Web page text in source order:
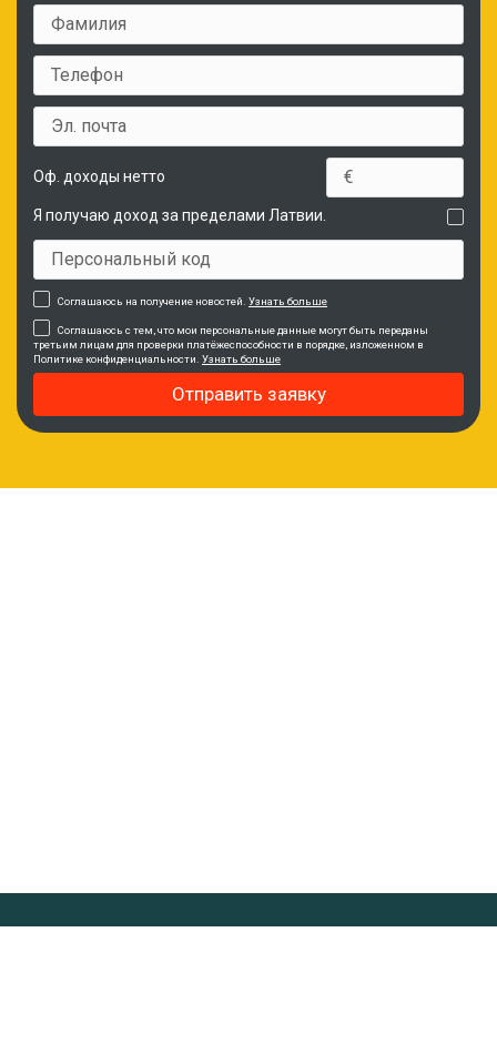
Оф. доходы нетто
Я получаю доход за пределами Латвии.
Соглашаюсь на получение новостей. Узнать больше
Соглашаюсь с тем, что мои персональные данные могут быть переданы
третьим лицам для проверки платёжеспособности в порядке, изложенном в
Политике конфиденциальности. Узнать больше
Отправить заявку